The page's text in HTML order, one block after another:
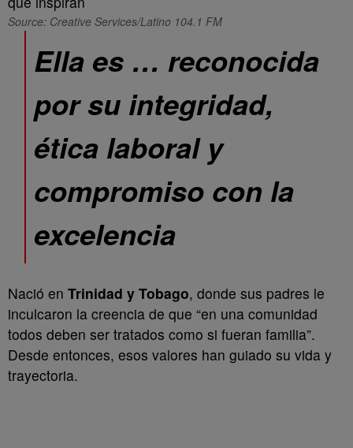
Source: Creative Services/Latino 104.1 FM
Ella es … reconocida
por su integridad,
ética laboral y
compromiso con la
excelencia
Nació en Trinidad y Tobago, donde sus padres le
inculcaron la creencia de que “en una comunidad
todos deben ser tratados como si fueran familia”.
Desde entonces, esos valores han guiado su vida y
trayectoria.